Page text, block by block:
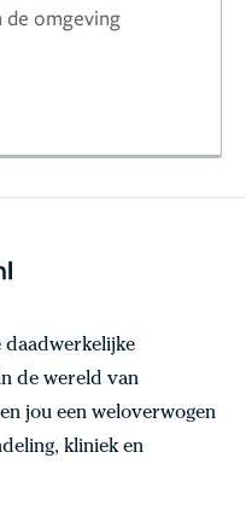
de omgeving
daadwerkelijke
de wereld van
jou een weloverwogen
kliniek en